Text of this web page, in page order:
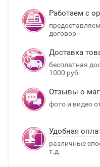
Работаем с
договор
Доставка
бесплатная
1000 руб.
Отзывы о
фото и видео
Удобная
различные
т.д